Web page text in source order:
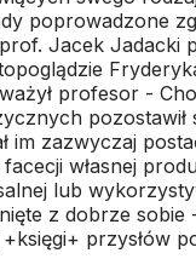
poprowadzone
Jacek Jadacki
profesor -
pozostawił
im zazwyczaj
własnej
lub
z dobrze sobie
przysłów